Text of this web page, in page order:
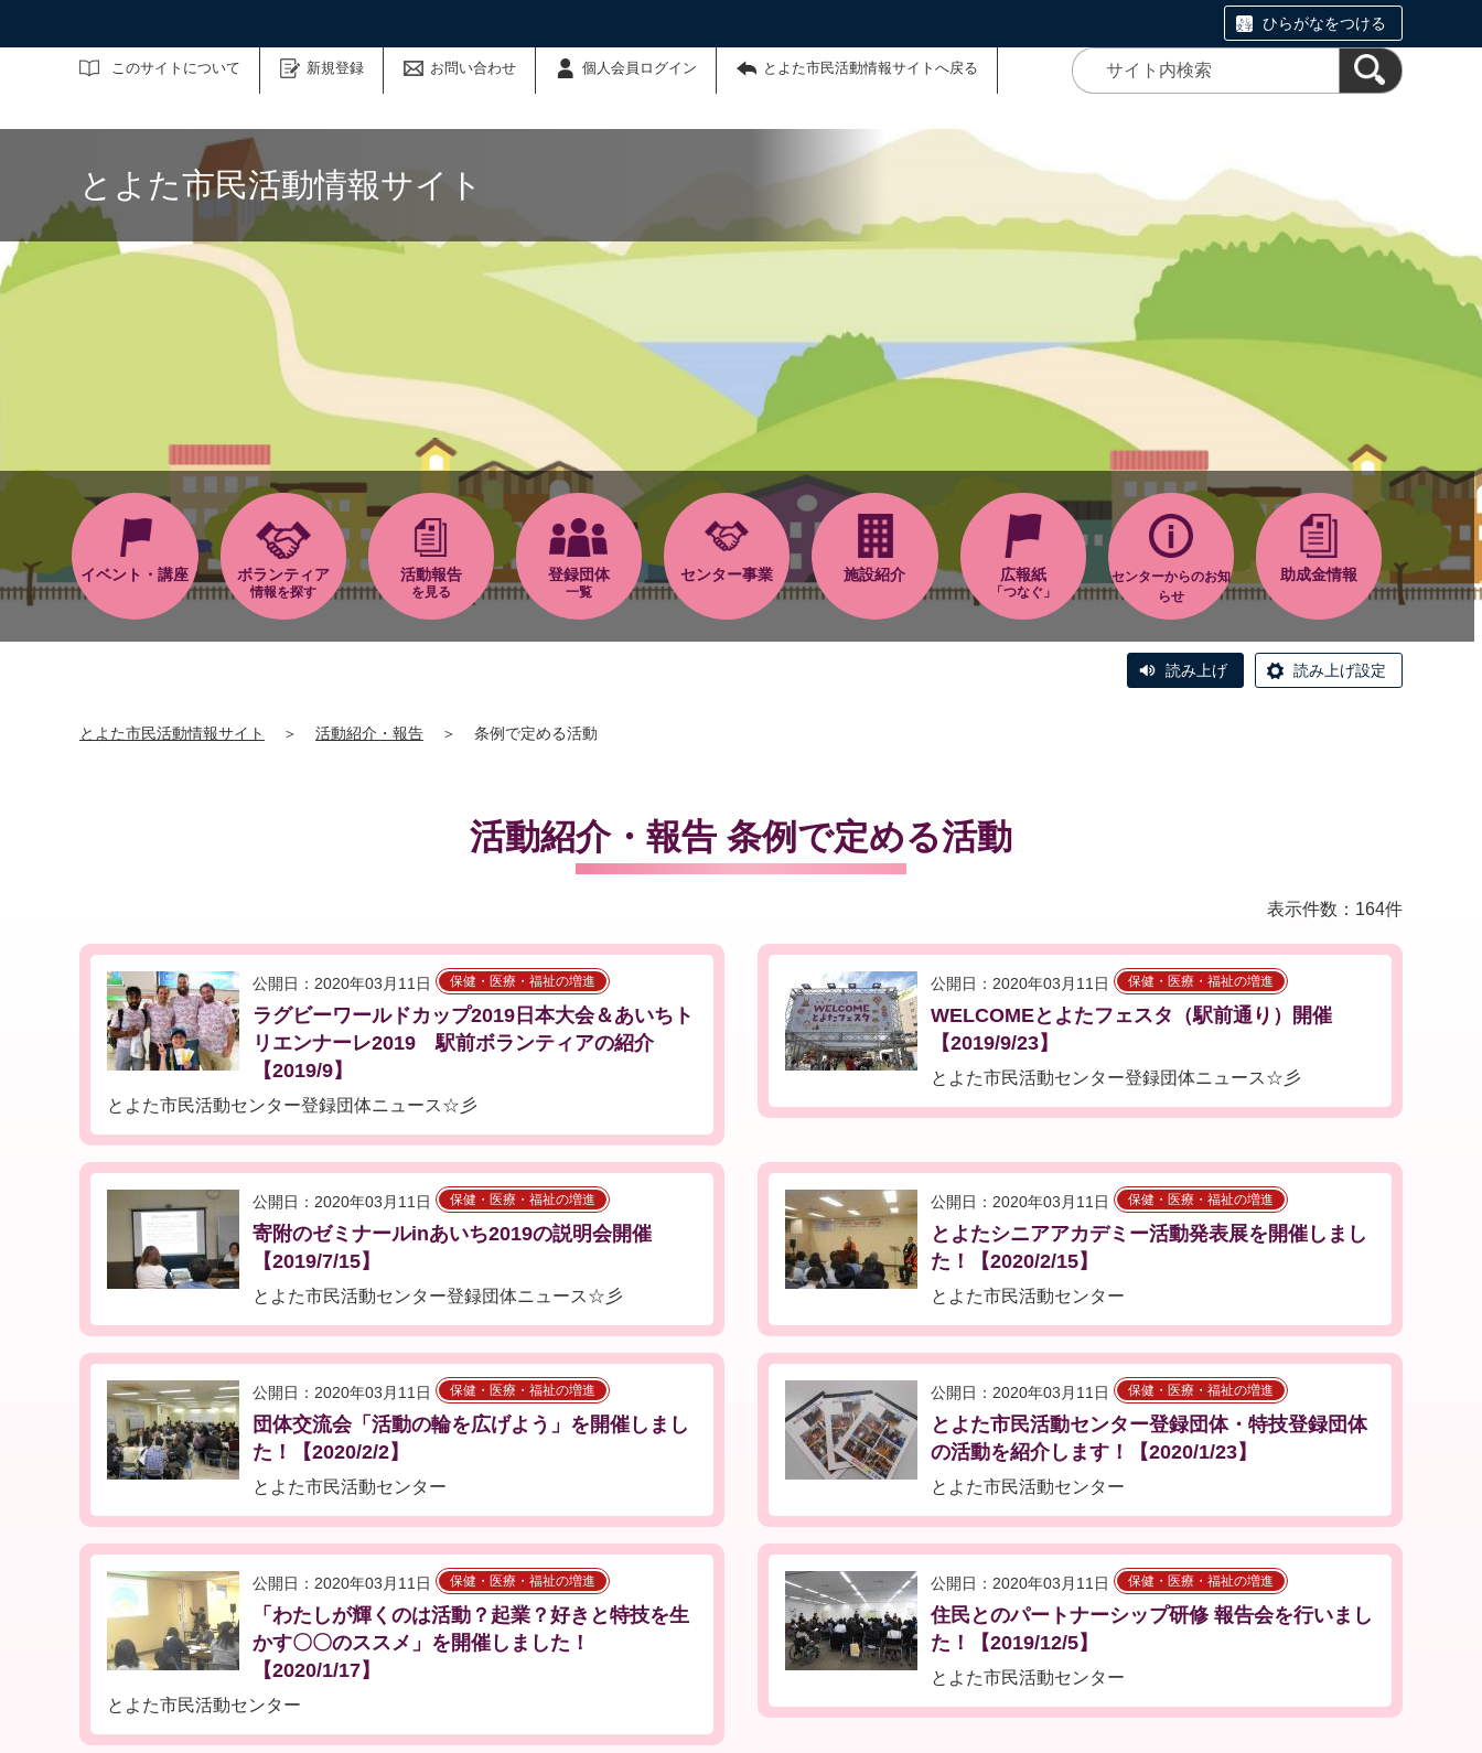
ひらがなをつける
このサイトについて 新規登録 お問い合わせ 個人会員ログイン とよた市民活動情報サイトへ戻る
サイト内検索
とよた市民活動情報サイト
イベント・講座 ボランティア
情報を探す
活動報告
を見る
登録団体
一覧
センター事業 施設紹介 広報紙
「つなぐ」
センターからのお知
らせ
助成金情報
読み上げ 読み上げ設定
とよた市民活動情報サイト ＞ 活動紹介・報告 ＞ 条例で定める活動
活動紹介・報告 条例で定める活動
表示件数：164件
公開日：2020年03月11日 保健・医療・福祉の増進
ラグビーワールドカップ2019日本大会＆あいちト
リエンナーレ2019 駅前ボランティアの紹介
【2019/9】
とよた市民活動センター登録団体ニュース☆彡
公開日：2020年03月11日 保健・医療・福祉の増進
WELCOMEとよたフェスタ（駅前通り）開催
【2019/9/23】
とよた市民活動センター登録団体ニュース☆彡
公開日：2020年03月11日 保健・医療・福祉の増進
寄附のゼミナールinあいち2019の説明会開催
【2019/7/15】
とよた市民活動センター登録団体ニュース☆彡
公開日：2020年03月11日 保健・医療・福祉の増進
とよたシニアアカデミー活動発表展を開催しまし
た！【2020/2/15】
とよた市民活動センター
公開日：2020年03月11日 保健・医療・福祉の増進
団体交流会「活動の輪を広げよう」を開催しまし
た！【2020/2/2】
とよた市民活動センター
公開日：2020年03月11日 保健・医療・福祉の増進
とよた市民活動センター登録団体・特技登録団体
の活動を紹介します！【2020/1/23】
とよた市民活動センター
公開日：2020年03月11日 保健・医療・福祉の増進
「わたしが輝くのは活動？起業？好きと特技を生
かす〇〇のススメ」を開催しました！
【2020/1/17】
とよた市民活動センター
公開日：2020年03月11日 保健・医療・福祉の増進
住民とのパートナーシップ研修 報告会を行いまし
た！【2019/12/5】
とよた市民活動センター